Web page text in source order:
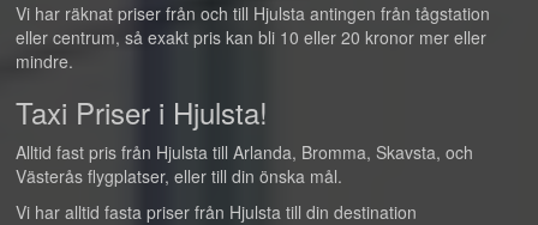
Vi har räknat priser från och till Hjulsta antingen från tågstation
eller centrum, så exakt pris kan bli 10 eller 20 kronor mer eller
mindre.
Taxi Priser i Hjulsta!
Alltid fast pris från Hjulsta till Arlanda, Bromma, Skavsta, och
Västerås flygplatser, eller till din önska mål.
Vi har alltid fasta priser från Hjulsta till din destination